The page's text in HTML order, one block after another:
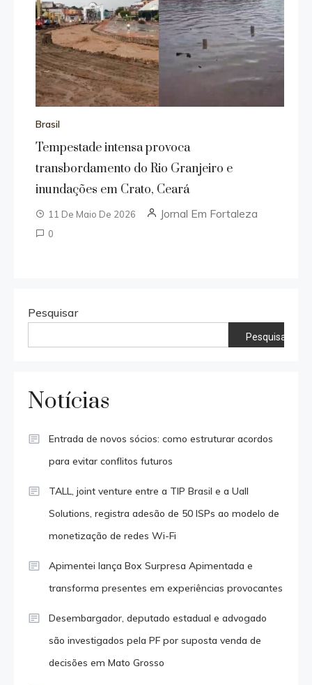
Brasil
Tempestade intensa provoca
transbordamento do Rio Granjeiro e
inundações em Crato, Ceará
11 De Maio De 2026 Jornal Em Fortaleza
0
Pesquisar
Pesquisar
Notícias
Entrada de novos sócios: como estruturar acordos
para evitar conflitos futuros
TALL, joint venture entre a TIP Brasil e a Uall
Solutions, registra adesão de 50 ISPs ao modelo de
monetização de redes Wi-Fi
Apimentei lança Box Surpresa Apimentada e
transforma presentes em experiências provocantes
Desembargador, deputado estadual e advogado
são investigados pela PF por suposta venda de
decisões em Mato Grosso